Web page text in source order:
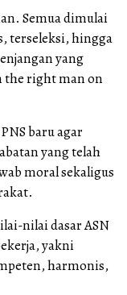
Semua dimulai
terseleksi, hingga
yang
the right man on
baru agar
yang telah
moral sekaligus
nilai dasar ASN
yakni
harmonis,